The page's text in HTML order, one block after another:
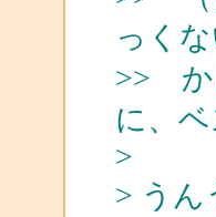
っく
>> か
に、
>
> うん